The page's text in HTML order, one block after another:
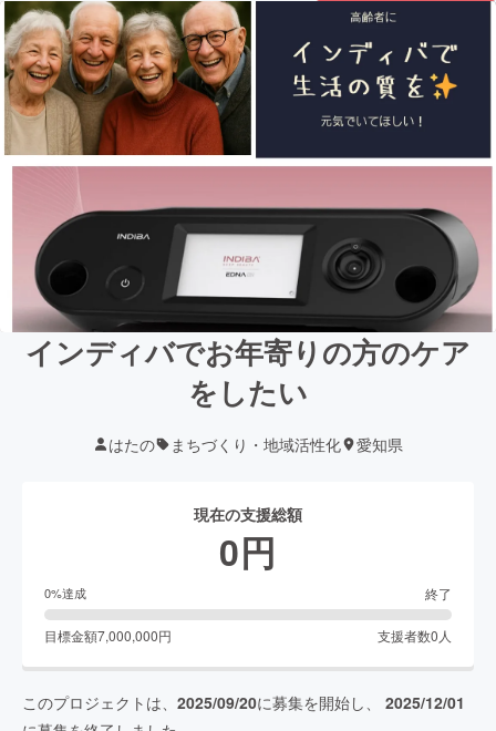
インディバでお年寄りの方のケア
をしたい
はたの まちづくり・地域活性化 愛知県
現在の支援総額
0円
0%達成 終了
目標金額7,000,000円 支援者数0 人
このプロジェクトは、 2025/09/20に募集を開始し、 2025/12/01